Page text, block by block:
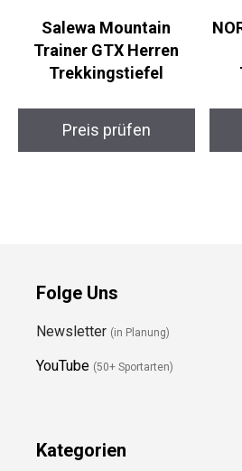
Salewa Mountain
Trainer GTX Herren
Trekkingstiefel
Preis prüfen